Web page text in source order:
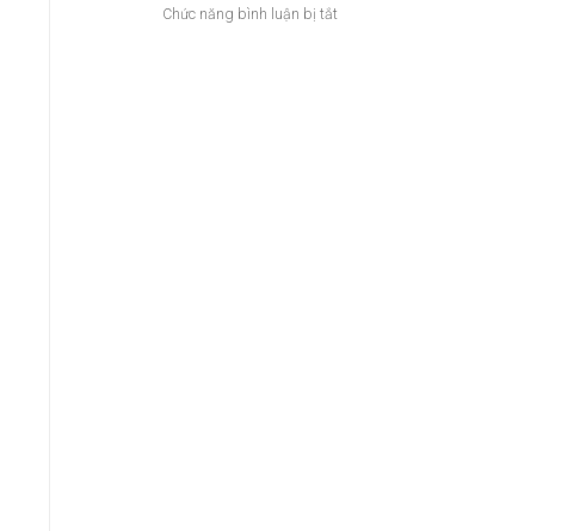
mua
Chức năng bình luận bị tắt